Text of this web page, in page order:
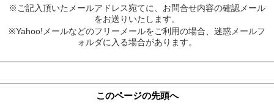
※ご記入頂いたメールアドレス宛てに、お問合せ内容の確認メール
をお送りいたします。
※Yahoo!メールなどのフリーメールをご利用の場合、迷惑メールフ
ォルダに入る場合があります。
このページの先頭へ